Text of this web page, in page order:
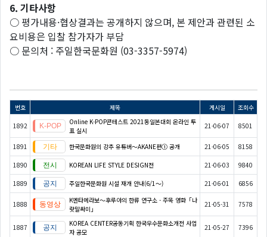
6. 기타사항
○ 평가내용·협상결과는 공개하지 않으며, 본 제안과 관련된 소
요비용은 입찰 참가자가 부담
○ 문의처 : 주일한국문화원 (03-3357-5974)
번호 제목 게시일 조회수
1892
Online K-POP콘테스트 2021동일본대회 온라인 투
표 실시
21-06-07 8501
1891 한국문화원의 강추 유튜버～AKANE편① 공개 21-06-05 8158
1890 KOREAN LIFE STYLE DESIGN전 21-06-03 9840
1889 ​​​​​​​주일한국문화원 시설 재개 안내(6/1～) 21-06-01 6856
1888
K엔타메라보～후루야의 한류 연구소 - 주목 영화「나
랏말싸미」
21-05-31 7578
1887
KOREA CENTER공동기획 한국우수문화소개전 사업
자 공모
21-05-27 7396